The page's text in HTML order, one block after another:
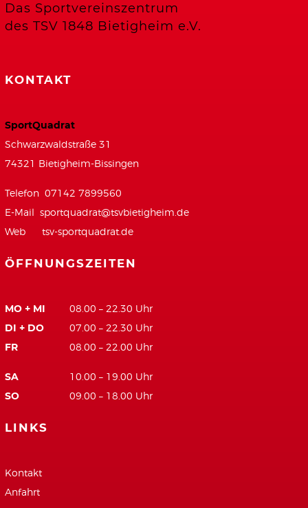
Das Sportvereinszentrum
des TSV 1848 Bietigheim e.V.
KONTAKT
SportQuadrat
Schwarzwaldstraße 31
74321 Bietigheim-Bissingen
Telefon 07142 7899560
E-Mail sportquadrat@tsvbietigheim.de
Web tsv-sportquadrat.de
ÖFFNUNGSZEITEN
MO + MI 08.00 – 22.30 Uhr
DI + DO 07.00 – 22.30 Uhr
FR 08.00 – 22.00 Uhr
SA 10.00 – 19.00 Uhr
SO 09.00 – 18.00 Uhr
LINKS
Kontakt
Anfahrt